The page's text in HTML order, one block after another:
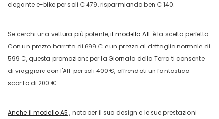
elegante e-bike per soli € 479, risparmiando ben € 140.
Se cerchi una vettura più potente,il modello A1F è la scelta perfetta.
Con un prezzo barrato di 699 € e un prezzo al dettaglio normale di
599 €, questa promozione per la Giornata della Terra ti consente
di viaggiare con l'A1F per soli 499 €, offrendoti un fantastico
sconto di 200 €.
Anche il modello A5 , noto per il suo design e le sue prestazioni